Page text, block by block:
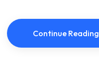
Continue Reading